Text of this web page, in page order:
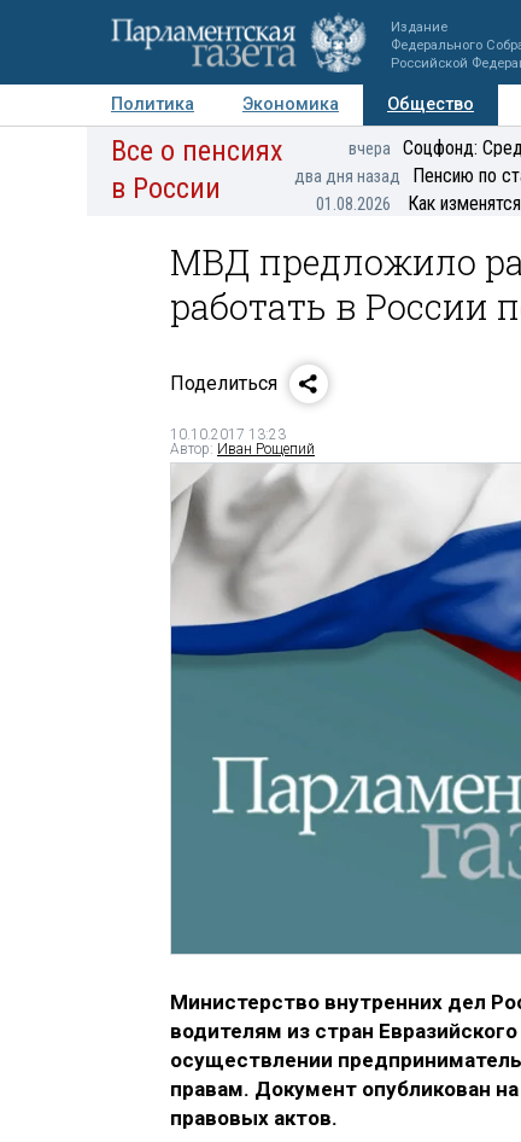
Издание
Федерального
Российской
Политика Экономика Общество
Авторы Персоны Мнения
Все о пенсиях
в России
вчера Соцфонд:
два дня назад Пенсию по
01.08.2026 Как
МВД предложило
работать в
Поделиться
10.10.2017 13:23
Автор: Иван Рощепий
Министерство внутренних дел
водителям из стран
осуществлении
правам. Документ опубликован
правовых актов.